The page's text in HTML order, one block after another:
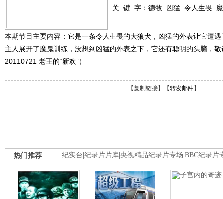
关 键 字： 德牧 凶猛 令人生畏
本期节目主要内容：它是一条令人生畏的大狼犬，凶猛的外表让它遭
主人展开了魔鬼训练，没想到凶猛的外表之下，它还有聪明的头脑，
20110721 老王的“新欢”）
【复制链接】【转发邮件 】
纪实台 纪录片片库 央视精品纪录片专场 BBC纪录片
热门推荐